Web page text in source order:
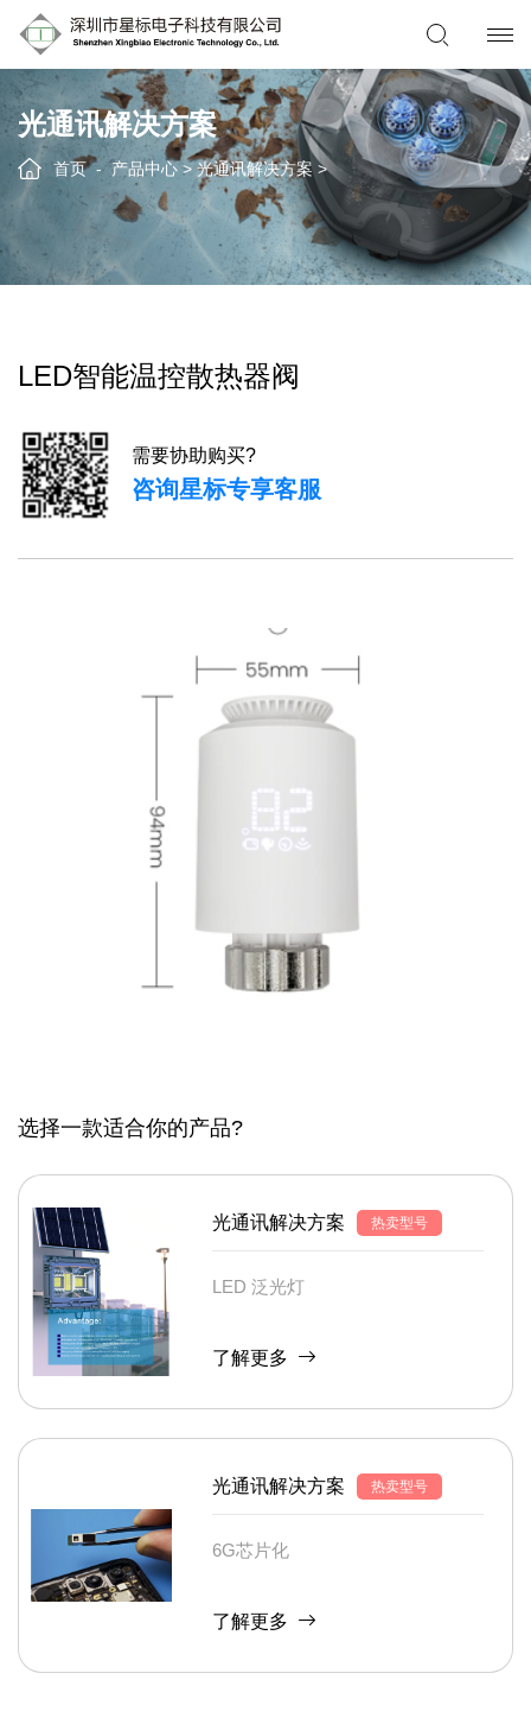
光通讯解决方案
首页 产品中心 > 光通讯解决方案 >
LED智能温控散热器阀
需要协助购买?
咨询星标专享客服
选择一款适合你的产品?
光通讯解决方案 热卖型号
LED 泛光灯
了解更多
光通讯解决方案 热卖型号
6G芯片化
了解更多